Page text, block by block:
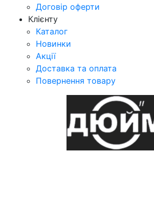
Договір оферти
Клієнту
Каталог
Новинки
Акції
Доставка та оплата
Повернення товару